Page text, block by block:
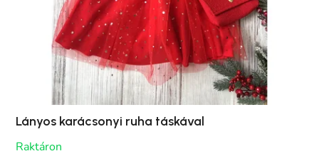
Lányos karácsonyi ruha táskával
Raktáron